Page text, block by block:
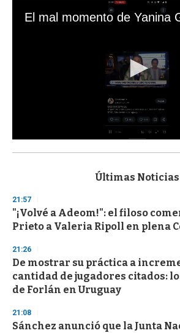
s
d
s
o
f
3
s
c
o
d
s
Últimas Noticias
21:57
"¡Volvé a Adeom!": el filoso
Prieto a Valeria Ripoll en plena
21:26
De mostrar su práctica a
cantidad de jugadores citados:
de Forlán en Uruguay
21:08
Sánchez anunció que la Junta